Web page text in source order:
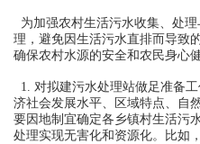
为加强农村生活污水收集、处
理，避免因生活污水直排而导致
确保农村水源的安全和农民身心
1. 对拟建污水处理站做足准备
济社会发展水平、区域特点、自
要因地制宜确定各乡镇村生活污
处理实现无害化和资源化。比如